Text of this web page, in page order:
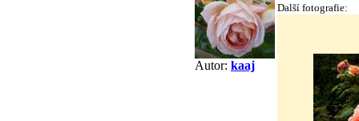
Autor: kaaj
Další fotografie: